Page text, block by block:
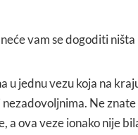
vam se dogoditi ništa
u jednu vezu koja na
Ne
a ova veze ionako nije